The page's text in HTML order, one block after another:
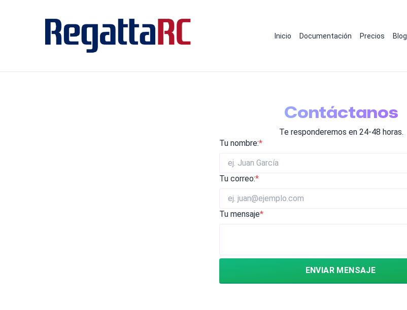
Inicio Documentación Precios Blog
Contáctanos
Te responderemos en 24-48 horas.
Tu nombre:*
Tu correo:*
Tu mensaje*
ENVIAR MENSAJE